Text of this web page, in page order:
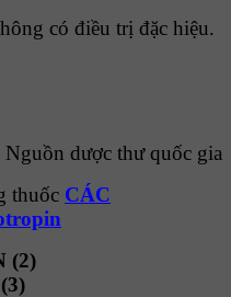
có điều trị đặc hiệu.
Nguồn dược thư quốc gia
thuốc CÁC